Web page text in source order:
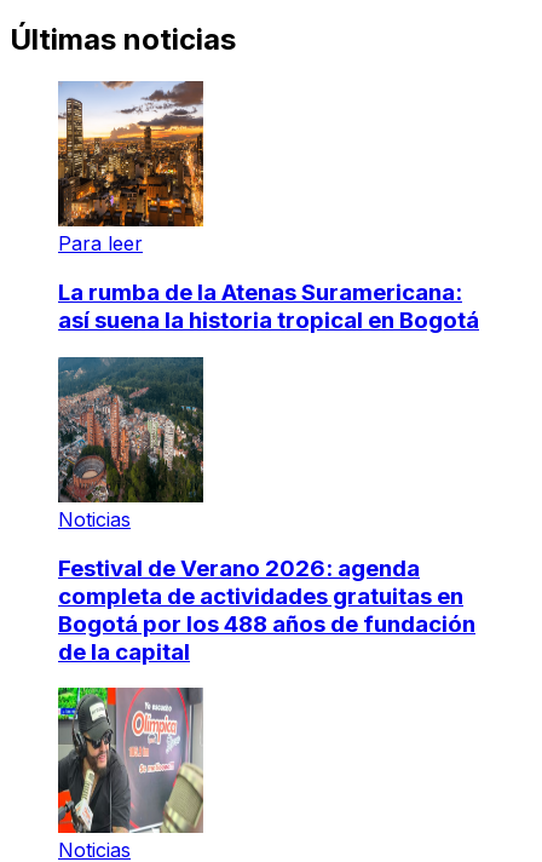
Últimas noticias
Para leer
La rumba de la Atenas Suramericana:
así suena la historia tropical en Bogotá
Noticias
Festival de Verano 2026: agenda
completa de actividades gratuitas en
Bogotá por los 488 años de fundación
de la capital
Noticias